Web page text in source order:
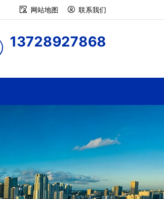
网站地图 联系我们
13728927868